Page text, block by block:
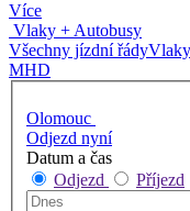
Více
Vlaky + Autobusy
Všechny jízdní řády
MHD
Olomouc
Odjezd nyní
Datum a čas
Odjezd
Příjezd